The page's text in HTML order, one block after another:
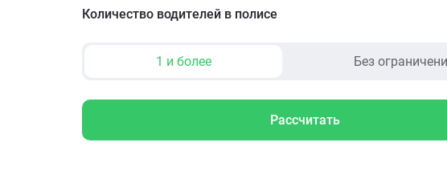
Количество водителей в полисе
1 и более Без
Рассчитать